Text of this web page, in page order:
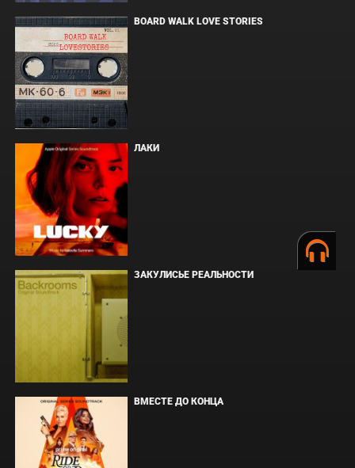
BOARD WALK LOVE STORIES
ЛАКИ
ЗАКУЛИСЬЕ РЕАЛЬНОСТИ
ВМЕСТЕ ДО КОНЦА